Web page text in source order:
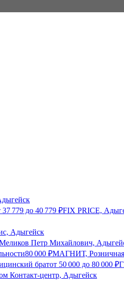
37 779 до 40 779 ₽FIX PRICE,
Адыгейск
Петр Михайлович,
80 000 ₽МАГНИТ, Розничная
братот 50 000 до 80 000 ₽
Контакт-центр, Адыгейск